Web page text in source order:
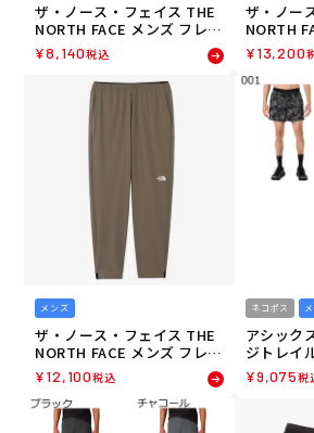
ザ・ノース・フェイス THE
NORTH FACE メンズ フレキ
シブルショーツ 11 inch ラ
ンニング ショートパンツ N
B22583-GN 26FW 秋冬
¥8,140税込
ザ・ノー
NORTH
グラント
ニング ロ
83-ST
¥13,200
メンズ
ザ・ノース・フェイス THE
NORTH FACE メンズ フレキ
シブルロングパンツ ランニ
ング ロングパンツ NB12582
-GN 26FW 秋冬
¥12,100税込
ネコポス
アシック
ジトレイ
プリント 5インチ ショート
ョートパ
¥9,075税